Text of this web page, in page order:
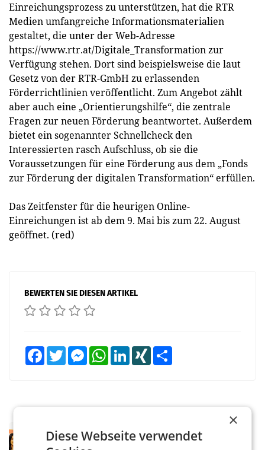
Einreichungsprozess zu unterstützen, hat die RTR
Medien umfangreiche Informationsmaterialien
gestaltet, die unter der Web-Adresse
https://www.rtr.at/Digitale_Transformation zur
Verfügung stehen. Dort sind beispielsweise die laut
Gesetz von der RTR-GmbH zu erlassenden
Förderrichtlinien veröffentlicht. Zum Angebot zählt
aber auch eine „Orientierungshilfe“, die zentrale
Fragen zur neuen Förderung beantwortet. Außerdem
bietet ein sogenannter Schnellcheck den
Interessierten rasch Aufschluss, ob sie die
Voraussetzungen für eine Förderung aus dem „Fonds
zur Förderung der digitalen Transformation“ erfüllen.
Das Zeitfenster für die heurigen Online-
Einreichungen ist ab dem 9. Mai bis zum 22. August
geöffnet. (red)
BEWERTEN SIE DIESEN ARTIKEL
FacebookTwitter MessengerWhatsAppLinkedInXING
Eine Bühne für Zirkularität: ARA und
×
Diese Webseite verwendet